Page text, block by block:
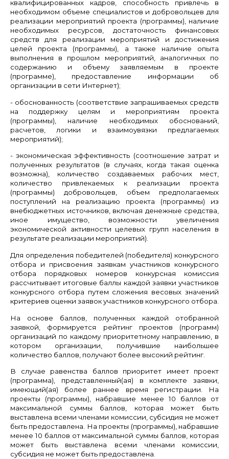
квалифицированных кадров, способность привлечь в
необходимом объеме специалистов и добровольцев для
реализации мероприятий проекта (программы), наличие
необходимых ресурсов, достаточность финансовых
средств для реализации мероприятий и достижения
целей проекта (программы), а также наличие опыта
выполнения в прошлом мероприятий, аналогичных по
содержанию и объему заявляемым в проекте
(программе), предоставление информации об
организации в сети Интернет);
- обоснованность (соответствие запрашиваемых средств
на поддержку целям и мероприятиям проекта
(программы), наличие необходимых обоснований,
расчетов, логики и взаимоувязки предлагаемых
мероприятий);
- экономическая эффективность (соотношение затрат и
полученных результатов (в случаях, когда такая оценка
возможна), количество создаваемых рабочих мест,
количество привлекаемых к реализации проекта
(программы) добровольцев, объем предполагаемых
поступлений на реализацию проекта (программы) из
внебюджетных источников, включая денежные средства,
иное имущество, возможности увеличения
экономической активности целевых групп населения в
результате реализации мероприятий).
Для определения победителей (победителя) конкурсного
отбора и присвоения заявкам участников конкурсного
отбора порядковых номеров конкурсная комиссия
рассчитывает итоговые баллы каждой заявки участников
конкурсного отбора путем сложения весовых значений
критериев оценки заявок участников конкурсного отбора.
На основе баллов, полученных каждой отобранной
заявкой, формируется рейтинг проектов (программ)
организаций по каждому приоритетному направлению, в
котором организации, получившие наибольшее
количество баллов, получают более высокий рейтинг.
В случае равенства баллов приоритет имеет проект
(программа), представленный(ая) в комплекте заявки,
имеющий(ая) более раннее время регистрации. На
проекты (программы), набравшие менее 10 баллов от
максимальной суммы баллов, которая может быть
выставлена всеми членами комиссии, субсидия не может
быть предоставлена. На проекты (программы), набравшие
менее 10 баллов от максимальной суммы баллов, которая
может быть выставлена всеми членами комиссии,
субсидия не может быть предоставлена.